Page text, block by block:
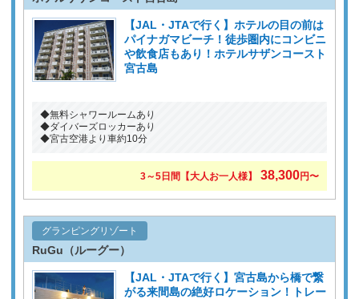
【JAL・JTAで行く】ホテルの目の前は
パイナガマビーチ！徒歩圏内にコンビニ
や飲食店もあり！ホテルサザンコースト
宮古島
◆無料シャワールームあり
◆ダイバーズロッカーあり
◆宮古空港より車約10分
3～5日間【大人お一人様】 38,300円〜
グランピングリゾート
RuGu（ルーグー）
【JAL・JTAで行く】宮古島から橋で繋
がる来間島の絶好ロケーション！トレー